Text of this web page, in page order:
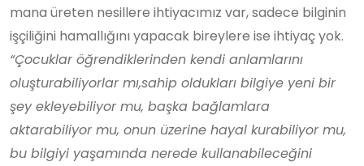
mana üreten nesillere ihtiyacımız var, sadece bilginin
işçiliğini hamallığını yapacak bireylere ise ihtiyaç yok.
“Çocuklar öğrendiklerinden kendi anlamlarını
oluşturabiliyorlar mı,sahip oldukları bilgiye yeni bir
şey ekleyebiliyor mu, başka bağlamlara
aktarabiliyor mu, onun üzerine hayal kurabiliyor mu,
bu bilgiyi yaşamında nerede kullanabileceğini